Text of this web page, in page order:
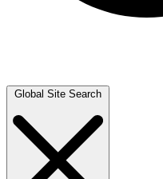
Global Site Search